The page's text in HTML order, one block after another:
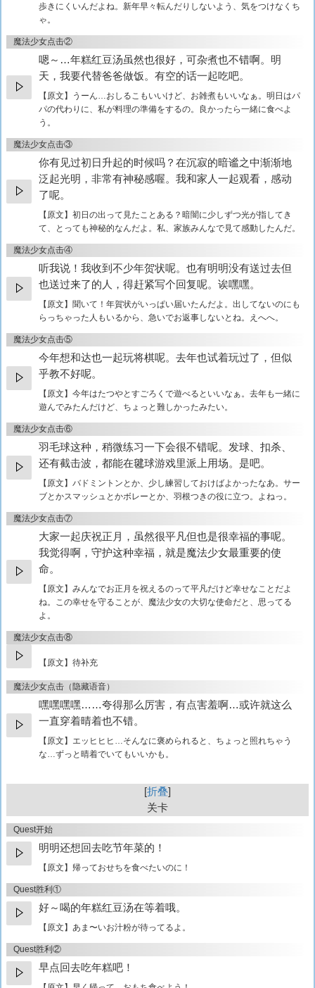
歩きにくいんだよね。新年早々転んだりしないよう、気をつけなくち
ゃ。
魔法少女点击②
嗯～…年糕红豆汤虽然也很好，可杂煮也不错啊。明
天，我要代替爸爸做饭。有空的话一起吃吧。
【原文】
うーん…おしるこもいいけど、お雑煮もいいなぁ。明日はパ
パの代わりに、私が料理の準備をするの。良かったら一緒に食べよ
う。
魔法少女点击③
你有见过初日升起的时候吗？在沉寂的暗谧之中渐渐地
泛起光明，非常有神秘感喔。我和家人一起观看，感动
了呢。
【原文】 初日の出って見たことある？暗闇に少しずつ光が指してき
て、とっても神秘的なんだよ。私、家族みんなで見て感動したんだ。
魔法少女点击④
听我说！我收到不少年贺状呢。也有明明没有送过去但
也送过来了的人，得赶紧写个回复呢。诶嘿嘿。
【原文】 聞いて！年賀状がいっぱい届いたんだよ。出してないのにも
らっちゃった人もいるから、急いでお返事しないとね。えへへ。
魔法少女点击⑤
今年想和达也一起玩将棋呢。去年也试着玩过了，但似
乎教不好呢。
【原文】 今年はたつやとすごろくで遊べるといいなぁ。去年も一緒に
遊んでみたんだけど、ちょっと難しかったみたい。
魔法少女点击⑥
羽毛球这种，稍微练习一下会很不错呢。发球、扣杀、
还有截击波，都能在毽球游戏里派上用场。是吧。
【原文】 バドミントンとか、少し練習しておけばよかったなあ。サー
ブとかスマッシュとかボレーとか、羽根つきの役に立つ。よねっ。
魔法少女点击⑦
大家一起庆祝正月，虽然很平凡但也是很幸福的事呢。
我觉得啊，守护这种幸福，就是魔法少女最重要的使
命。
【原文】 みんなでお正月を祝えるのって平凡だけど幸せなことだよ
ね。この幸せを守ることが、魔法少女の大切な使命だと、思ってる
よ。
魔法少女点击⑧
【原文】待补充
魔法少女点击（隐藏语音）
嘿嘿嘿嘿……夸得那么厉害，有点害羞啊…或许就这么
一直穿着晴着也不错。
【原文】 エッヒヒヒ…そんなに褒められると、ちょっと照れちゃう
な…ずっと晴着でいてもいいかも。
折叠
关卡
Quest开始
明明还想回去吃节年菜的！
【原文】 帰っておせちを食べたいのに！
Quest胜利①
好～喝的年糕红豆汤在等着哦。
【原文】 あま〜いお汁粉が待ってるよ。
Quest胜利②
早点回去吃年糕吧！